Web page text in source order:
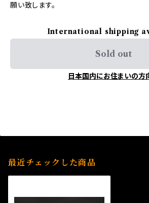
願い致します。
International shipping
Sold out
日本国内にお住まいの方
最近チェックした商品